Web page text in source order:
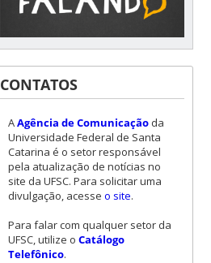
CONTATOS
AAgência de Comunicaçãoda
Universidade Federal de Santa
Catarina é o setor responsável
pela atualização de notícias no
site da UFSC. Para solicitar uma
divulgação, acesse o site.
Para falar com qualquer setor da
UFSC, utilize o Catálogo
Telefônico.